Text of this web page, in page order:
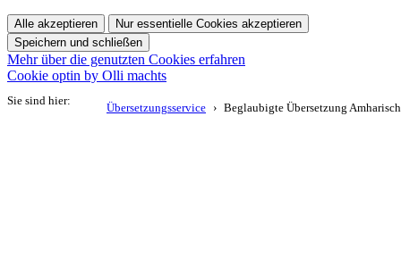
Sie sind hier:
Übersetzungsservice Beglaubigte Übersetzung Amharisch
Alle akzeptieren
Nur essentielle Cookies akzeptieren
Speichern und schließen
Mehr über die genutzten Cookies erfahren
Cookie optin by Olli machts